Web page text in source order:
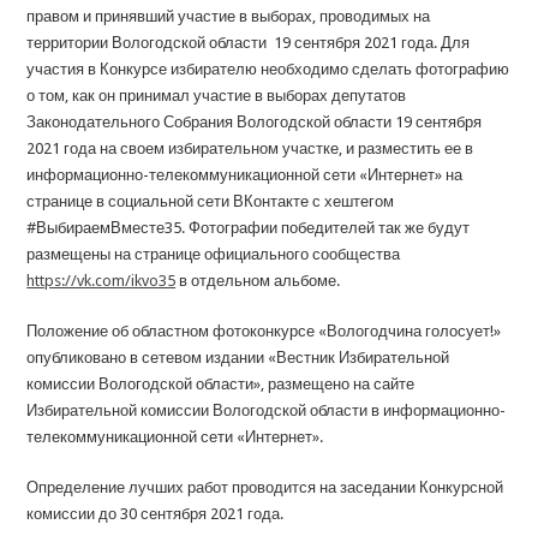
правом и принявший участие в выборах, проводимых на
территории Вологодской области 19 сентября 2021 года. Для
участия в Конкурсе избирателю необходимо сделать фотографию
о том, как он принимал участие в выборах депутатов
Законодательного Собрания Вологодской области 19 сентября
2021 года на своем избирательном участке, и разместить ее в
информационно-телекоммуникационной сети «Интернет» на
странице в социальной сети ВКонтакте с хештегом
#ВыбираемВместе35. Фотографии победителей так же будут
размещены на странице официального сообщества
https://vk.com/ikvo35 в отдельном альбоме.
Положение об областном фотоконкурсе «Вологодчина голосует!»
опубликовано в сетевом издании «Вестник Избирательной
комиссии Вологодской области», размещено на сайте
Избирательной комиссии Вологодской области в информационно-
телекоммуникационной сети «Интернет».
Определение лучших работ проводится на заседании Конкурсной
комиссии до 30 сентября 2021 года.